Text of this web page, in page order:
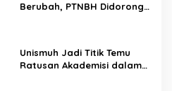
Berubah, PTNBH Didorong
Unismuh Jadi Titik Temu
Ratusan Akademisi dalam